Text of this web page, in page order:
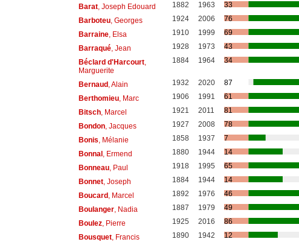
Barat, Joseph Edouard 1882 1963
33
Barboteu, Georges 1924 2006
76
Barraine, Elsa 1910 1999
69
Barraqué, Jean 1928 1973
43
Béclard d'Harcourt,
Marguerite
1884 1964 34
Bernaud, Alain 1932 2020
87
Berthomieu, Marc 1906 1991
61
Bitsch, Marcel 1921 2011
81
Bondon, Jacques 1927 2008
78
Bonis , Mélanie 1858 1937
7
Bonnal, Ermend 1880 1944
14
Bonneau, Paul 1918 1995
65
Bonnet, Joseph 1884 1944
14
Boucard, Marcel 1892 1976
46
Boulanger, Nadia 1887 1979
49
Boulez, Pierre 1925 2016
86
Bousquet, Francis 1890 1942
12